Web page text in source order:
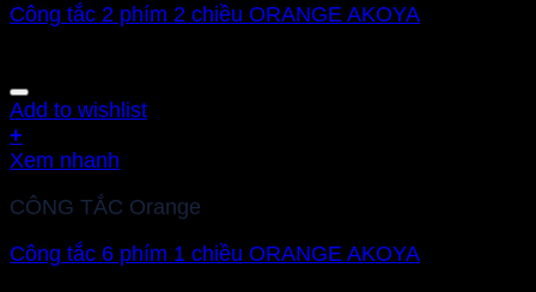
Công tắc 2 phím 2 chiều ORANGE AKOYA
Add to wishlist
+
Xem nhanh
CÔNG TẮC Orange
Công tắc 6 phím 1 chiều ORANGE AKOYA